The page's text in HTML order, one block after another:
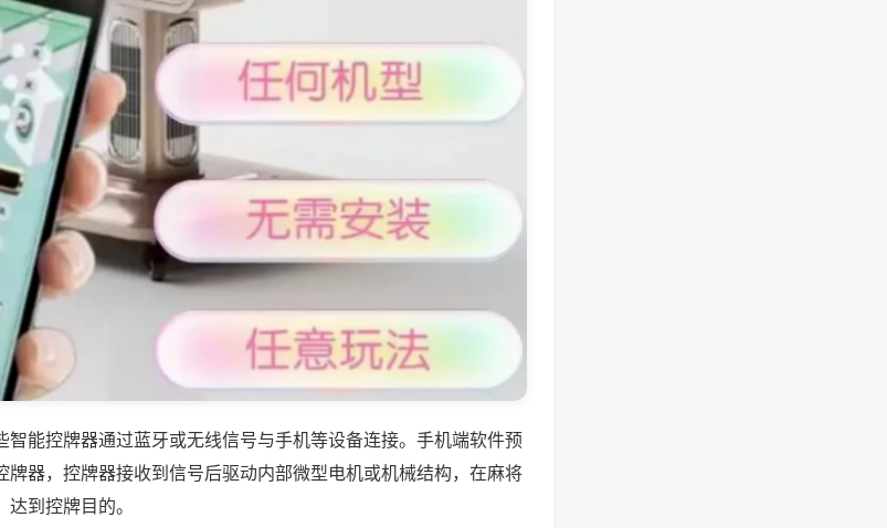
智能控牌器通过蓝牙或无线信号与手机等设备连接。手机端软件预
牌器，控牌器接收到信号后驱动内部微型电机或机械结构，在麻将
到控牌目的。